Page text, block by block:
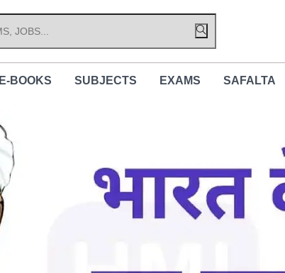
E-BOOKS SUBJECTS EXAMS SAFALTA